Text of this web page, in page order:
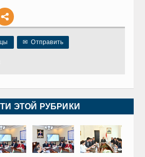
✉ Отправить
ЭТОЙ РУБРИКИ